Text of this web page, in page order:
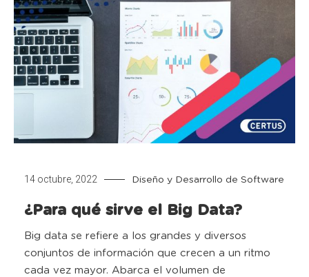
14 octubre, 2022 Diseño y Desarrollo de Software
¿Para qué sirve el Big Data?
Big data se refiere a los grandes y diversos
conjuntos de información que crecen a un ritmo
cada vez mayor. Abarca el volumen de